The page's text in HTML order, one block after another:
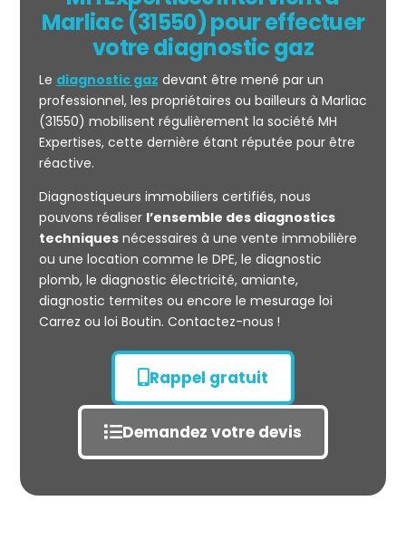
Mesurage
CARREZ
Marliac (31550) pour effectuer
votre diagnostic gaz
Le diagnostic gaz devant être mené par un
professionnel, les propriétaires ou bailleurs à Marliac
(31550) mobilisent régulièrement la société MH
Expertises, cette dernière étant réputée pour être
réactive.
Diagnostiqueurs immobiliers certifiés, nous
pouvons réaliser l’ensemble des diagnostics
techniquesnécessaires à une vente immobilière
ou une location comme le DPE, le diagnostic
plomb, le diagnostic électricité, amiante,
diagnostic termites ou encore le mesurage loi
Carrez ou loi Boutin. Contactez-nous !
Rappel gratuit
Demandez votre devis